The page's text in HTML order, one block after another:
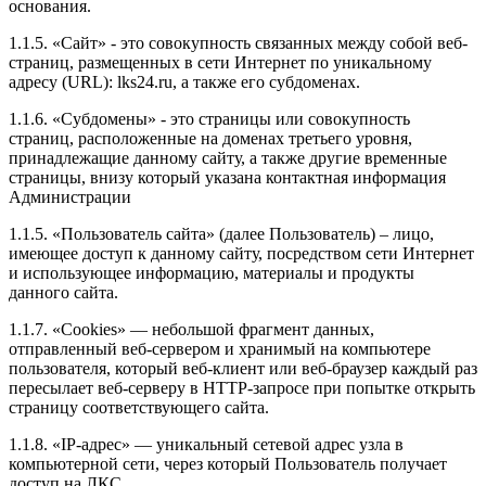
основания.
1.1.5. «Сайт» - это совокупность связанных между собой веб-
страниц, размещенных в сети Интернет по уникальному
адресу (URL): lks24.ru, а также его субдоменах.
1.1.6. «Субдомены» - это страницы или совокупность
страниц, расположенные на доменах третьего уровня,
принадлежащие данному сайту, а также другие временные
страницы, внизу который указана контактная информация
Администрации
1.1.5. «Пользователь сайта» (далее Пользователь) – лицо,
имеющее доступ к данному сайту, посредством сети Интернет
и использующее информацию, материалы и продукты
данного сайта.
1.1.7. «Cookies» — небольшой фрагмент данных,
отправленный веб-сервером и хранимый на компьютере
пользователя, который веб-клиент или веб-браузер каждый раз
пересылает веб-серверу в HTTP-запросе при попытке открыть
страницу соответствующего сайта.
1.1.8. «IP-адрес» — уникальный сетевой адрес узла в
компьютерной сети, через который Пользователь получает